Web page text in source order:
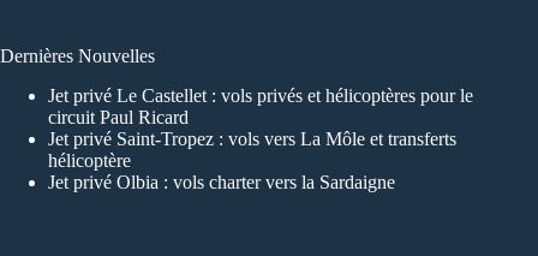
Dernières Nouvelles
Jet privé Le Castellet : vols privés et hélicoptères pour le
circuit Paul Ricard
Jet privé Saint-Tropez : vols vers La Môle et transferts
hélicoptère
Jet privé Olbia : vols charter vers la Sardaigne